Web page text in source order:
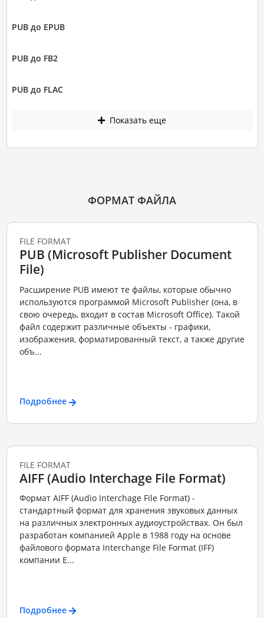
PUB до EPUB
PUB до FB2
PUB до FLAC
Показать еще
ФОРМАТ ФАЙЛА
FILE FORMAT
PUB (Microsoft Publisher Document
File)
Расширение PUB имеют те файлы, которые обычно
используются программой Microsoft Publisher (она, в
свою очередь, входит в состав Microsoft Office). Такой
файл содержит различные объекты - графики,
изображения, форматированный текст, а также другие
объ...
Подробнее
FILE FORMAT
AIFF (Audio Interchage File Format)
Формат AIFF (Audio Interchage File Format) -
стандартный формат для хранения звуковых данных
на различных электронных аудиоустройствах. Он был
разработан компанией Apple в 1988 году на основе
файлового формата Interchange File Format (IFF)
компании E...
Подробнее